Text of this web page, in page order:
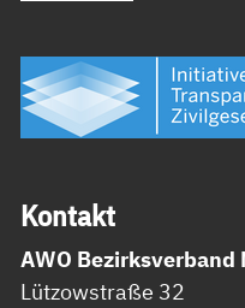
Kon­takt
AWO Bezirksverband
Lützowstraße 32